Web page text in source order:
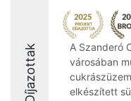
Díjazottak
A Szanderó
városában
elkészített